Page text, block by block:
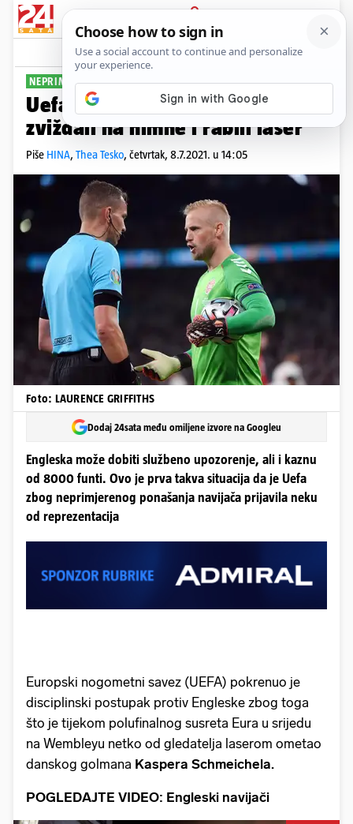
PRIJAVA
Sport Komentari
NEPRIMJERENO PONAŠANJE
Uefa prijavila Engleze: Navijači
zviždali na himne i rabili laser
Piše HINA, Thea Tesko, četvrtak, 8.7.2021. u 14:05
Foto: LAURENCE GRIFFITHS
Dodaj 24sata među omiljene izvore na Googleu
Engleska može dobiti službeno upozorenje, ali i kaznu
od 8000 funti. Ovo je prva takva situacija da je Uefa
zbog neprimjerenog ponašanja navijača prijavila neku
od reprezentacija
Europski nogometni savez (UEFA) pokrenuo je
disciplinski postupak protiv Engleske zbog toga
što je tijekom polufinalnog susreta Eura u srijedu
na Wembleyu netko od gledatelja laserom ometao
danskog golmana Kaspera Schmeichela.
POGLEDAJTE VIDEO: Engleski navijači